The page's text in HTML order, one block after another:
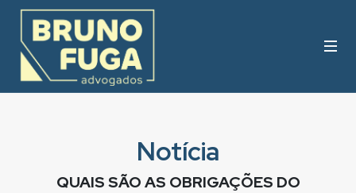
Notícia
QUAIS SÃO AS OBRIGAÇÕES DO